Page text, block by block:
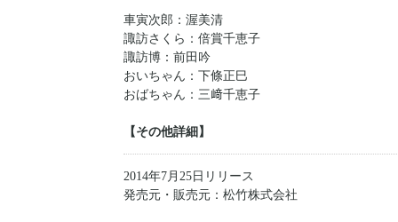
車寅次郎：渥美清
諏訪さくら：倍賞千恵子
諏訪博：前田吟
おいちゃん：下條正巳
おばちゃん：三﨑千恵子
【その他詳細】
2014年7月25日リリース
発売元・販売元：松竹株式会社